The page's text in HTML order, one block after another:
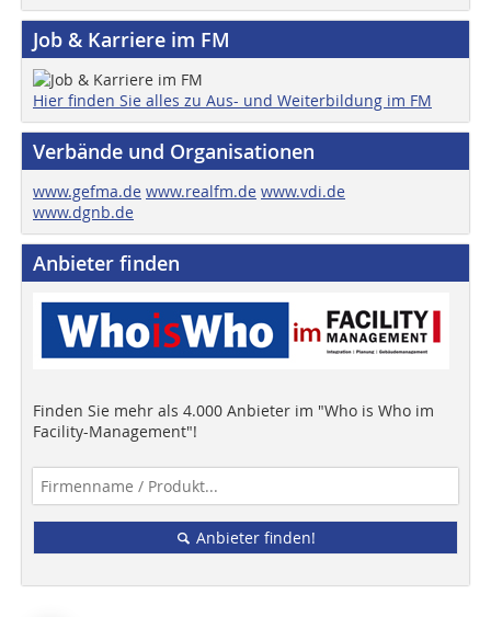
Job & Karriere im FM
Hier finden Sie alles zu Aus- und Weiterbildung im FM
Verbände und Organisationen
www.gefma.de www.realfm.de www.vdi.de
www.dgnb.de
Anbieter finden
Finden Sie mehr als 4.000 Anbieter im "Who is Who im
Facility-Management"!
Anbieter finden!